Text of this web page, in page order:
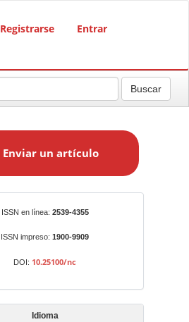
Registrarse Entrar
Buscar
Enviar un artículo
ISSN en línea: 2539-4355
ISSN impreso: 1900-9909
DOI: 10.25100/nc
Idioma